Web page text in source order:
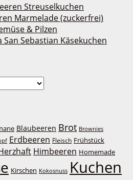
Streuselkuchen
Marmelade (zuckerfrei)
& Pilzen
Sebastian Käsekuchen
Blaubeeren Brot Brownies
Erdbeeren Fleisch Frühstück
Himbeeren Homemade
Kirschen Kokosnuss Kuchen